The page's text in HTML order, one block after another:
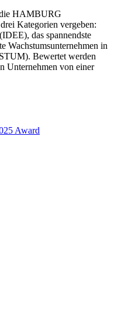
Award
HAMBURG
Kategorien vergeben:
das spannendste
Wachstumsunternehmen in
Bewertet werden
Unternehmen von einer